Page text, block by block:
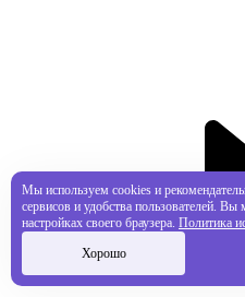
Мы используем cookies и
сервисов и удобства пользователей. Вы
настройках своего браузера. Политика
Хорошо